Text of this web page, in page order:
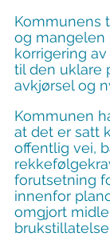
Kommunens
og mangelen
korrigering
til den uklare
avkjørsel og
Kommunen
at det er satt
offentlig vei,
forutsetning
innenfor
omgjort